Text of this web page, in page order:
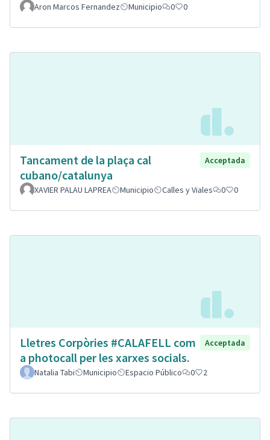
Aron Marcos Fernandez Municipio 0 0
Tancament de la plaça cal
cubano/catalunya
Acceptada
XAVIER PALAU LAPREA Municipio Calles y Viales 0 0
Lletres Corpòries #CALAFELL com
a photocall per les xarxes socials.
Acceptada
Natalia Tabi Municipio Espacio Público 0 2